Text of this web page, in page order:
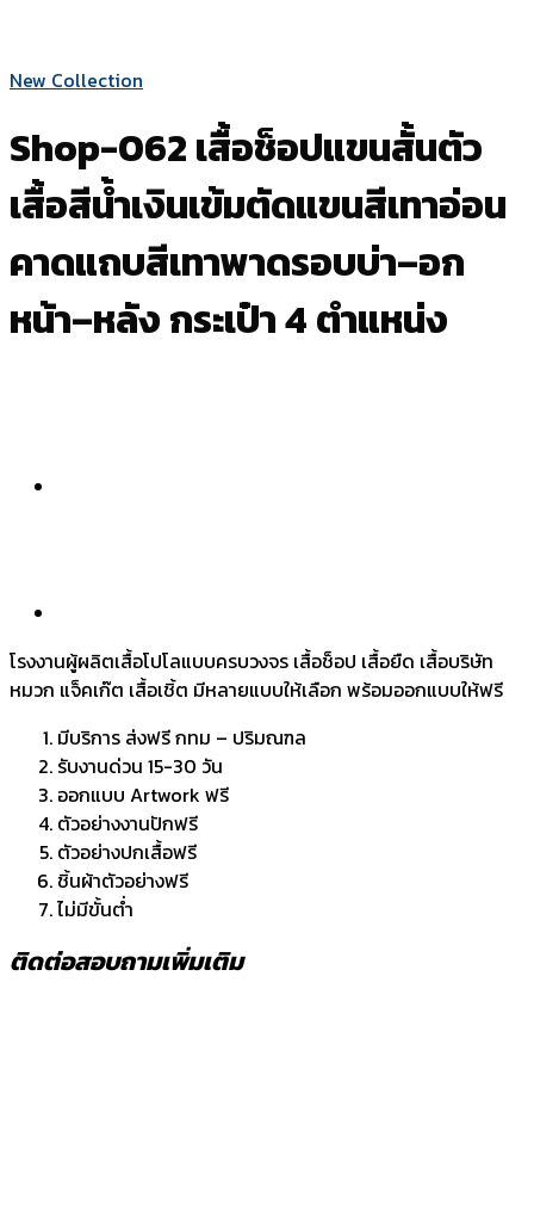
New Collection
Shop-062 เสื้อช็อปแขนสั้นตัว
เสื้อสีน้ำเงินเข้มตัดแขนสีเทาอ่อน
คาดแถบสีเทาพาดรอบบ่า–อก
หน้า–หลัง กระเป๋า 4 ตำแหน่ง
โรงงานผู้ผลิตเสื้อโปโลแบบครบวงจร เสื้อช็อป เสื้อยืด เสื้อบริษัท
หมวก แจ็คเก๊ต เสื้อเชิ้ต มีหลายแบบให้เลือก พร้อมออกแบบให้ฟรี
มีบริการ ส่งฟรี กทม – ปริมณฑล
รับงานด่วน 15-30 วัน
ออกแบบ Artwork ฟรี
ตัวอย่างงานปักฟรี
ตัวอย่างปกเสื้อฟรี
ชิ้นผ้าตัวอย่างฟรี
ไม่มีขั้นต่ำ
ติดต่อสอบถามเพิ่มเติม